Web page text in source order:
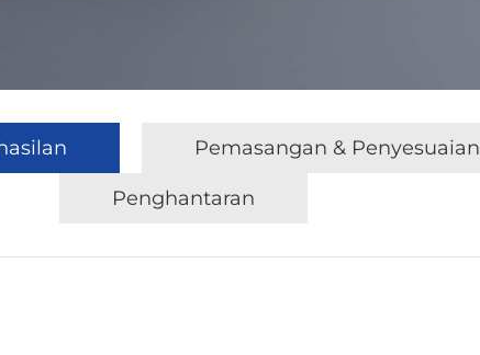
Pemasangan & Penyesuaian
Penghantaran